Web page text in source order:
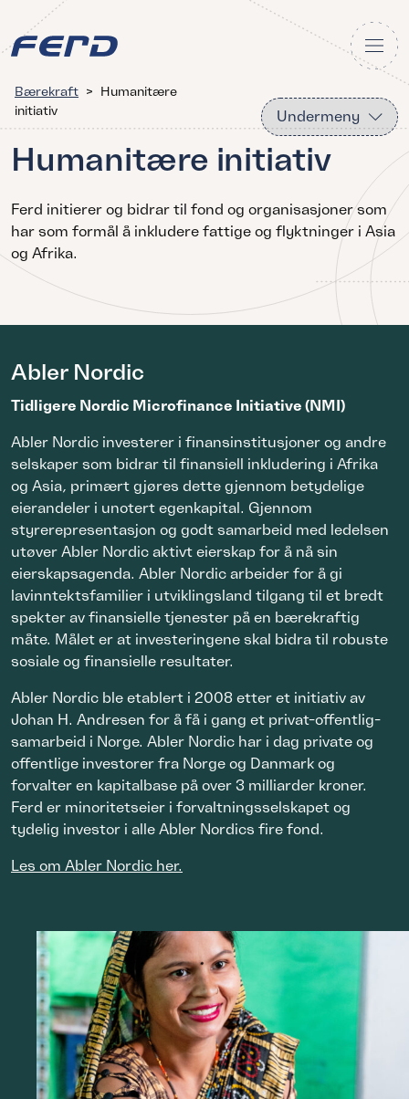
Undermeny
Bærekraft > Humanitære
initiativ
Humanitære initiativ
Ferd initierer og bidrar til fond og organisasjoner som
har som formål å inkludere fattige og flyktninger i Asia
og Afrika.
Abler Nordic
Tidligere Nordic Microfinance Initiative (NMI)
Abler Nordic investerer i finansinstitusjoner og andre
selskaper som bidrar til finansiell inkludering i Afrika
og Asia, primært gjøres dette gjennom betydelige
eierandeler i unotert egenkapital. Gjennom
styrerepresentasjon og godt samarbeid med ledelsen
utøver Abler Nordic aktivt eierskap for å nå sin
eierskapsagenda. Abler Nordic arbeider for å gi
lavinntektsfamilier i utviklingsland tilgang til et bredt
spekter av finansielle tjenester på en bærekraftig
måte. Målet er at investeringene skal bidra til robuste
sosiale og finansielle resultater.
Abler Nordic ble etablert i 2008 etter et initiativ av
Johan H. Andresen for å få i gang et privat-offentlig-
samarbeid i Norge. Abler Nordic har i dag private og
offentlige investorer fra Norge og Danmark og
forvalter en kapitalbase på over 3 milliarder kroner.
Ferd er minoritetseier i forvaltningsselskapet og
tydelig investor i alle Abler Nordics fire fond.
Les om Abler Nordic her.